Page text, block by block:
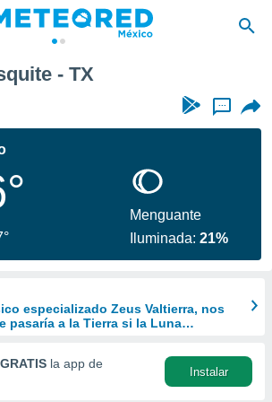
- TX
...
Menguante
Iluminada:21%
especializado Zeus Valtierra, nos
pasaría a la Tierra si la Luna
GRATIS la app de
Instalar